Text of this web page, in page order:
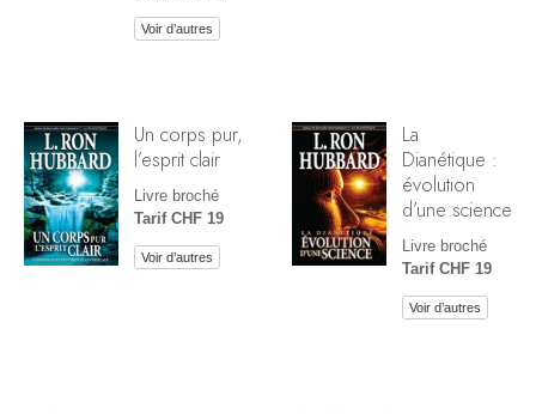
Voir d’autres
Un corps pur,
l’esprit clair
Livre broché
Tarif CHF 19
Voir d’autres
La
Dianétique :
évolution
d’une science
Livre broché
Tarif CHF 19
Voir d’autres